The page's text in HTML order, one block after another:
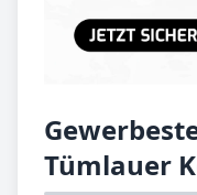
Tümlauer